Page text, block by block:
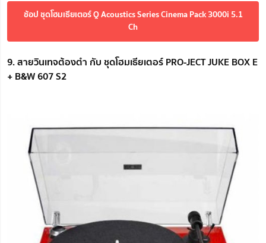
ช้อป ชุดโฮมเธียเตอร์ Q Acoustics Series Cinema Pack 3000i 5.1
Ch
9. สายวินเทจต้องตำ กับ ชุดโฮมเธียเตอร์ PRO-JECT JUKE BOX E
+ B&W 607 S2